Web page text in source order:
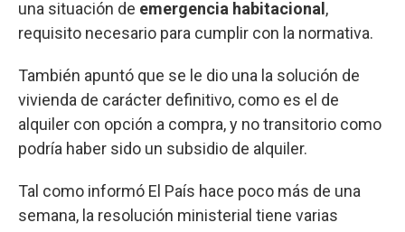
una situación de emergencia habitacional ,
requisito necesario para cumplir con la normativa.
También apuntó que se le dio una la solución de
vivienda de carácter definitivo, como es el de
alquiler con opción a compra, y no transitorio como
podría haber sido un subsidio de alquiler.
Tal como informó El País hace poco más de una
semana, la resolución ministerial tiene varias